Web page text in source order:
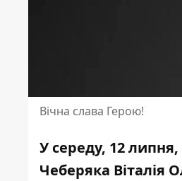
Вічна слава Герою!
У середу, 12
Чеберяка Віталія